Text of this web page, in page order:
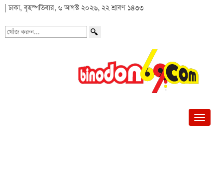
| ঢাকা, বৃহস্পতিবার, ৬ আগস্ট ২০২৬, ২২ শ্রাবণ ১৪৩৩
খোঁজ